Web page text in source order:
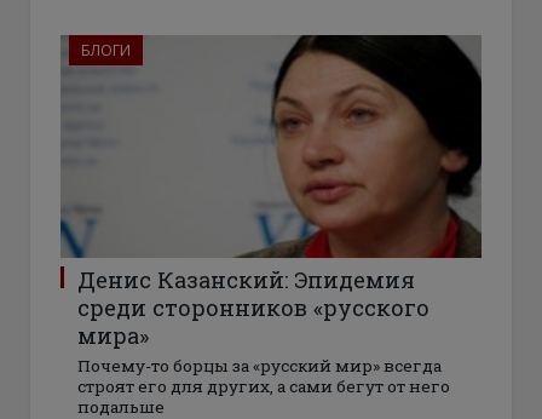
БЛОГИ
Денис Казанский: Эпидемия
среди сторонников «русского
мира»
Почему-то борцы за «русский мир» всегда
строят его для других, а сами бегут от него
подальше